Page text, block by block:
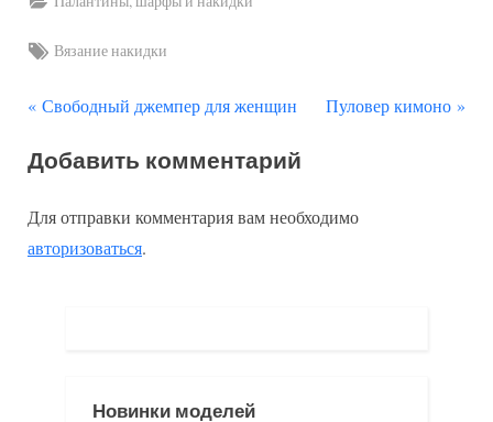
Tags:
Вязание накидки
Навигация
по
записям
П
е
ы
д
Свободный джемпер для женщин
С
у
Пуловер кимоно
Добавить комментарий
Для отправки комментария вам необходимо
авторизоваться.
Новинки моделей